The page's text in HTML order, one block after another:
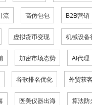
流 高仿包包 B2B营销
虚拟货币变现 机械设备
加密市场态势 AI代理
谷歌排名优化 外贸获
医美仪器出海 算法防